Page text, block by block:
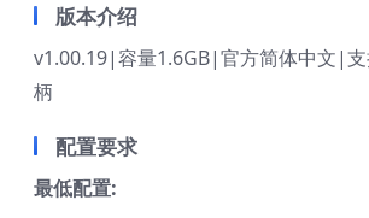
版本介绍
v1.00.19|容量1.6GB|官方简体中文|支
柄
配置要求
最低配置: